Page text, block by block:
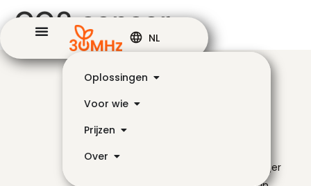
Oplossingen
Voor wie
Prijzen
Over
NL
CO2 sensor
slimmer en eenvoudiger